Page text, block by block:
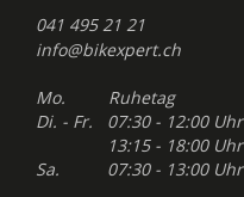
041 495 21 21
info@bikexpert.ch
Mo. Ruhetag
Di. - Fr. 07:30 - 12:00 Uhr
13:15 - 18:00 Uhr
Sa. 07:30 - 13:00 Uhr